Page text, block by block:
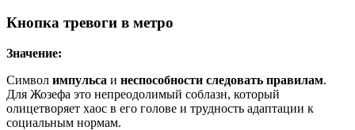
Кнопка тревоги в метро
Значение:
Символ импульса и неспособности следовать правилам.
Для Жозефа это непреодолимый соблазн, который
олицетворяет хаос в его голове и трудность адаптации к
социальным нормам.